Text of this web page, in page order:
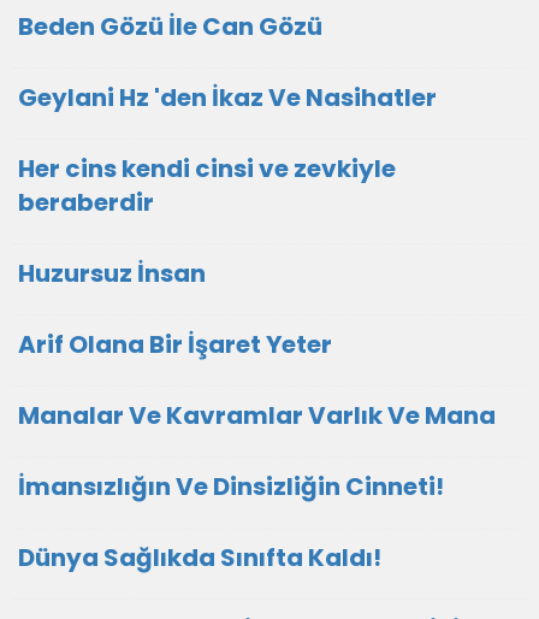
Beden Gözü İle Can Gözü
Geylani Hz 'den İkaz Ve Nasihatler
Her cins kendi cinsi ve zevkiyle
beraberdir
Huzursuz İnsan
Arif Olana Bir İşaret Yeter
Manalar Ve Kavramlar Varlık Ve Mana
İmansızlığın Ve Dinsizliğin Cinneti!
Dünya Sağlıkda Sınıfta Kaldı!